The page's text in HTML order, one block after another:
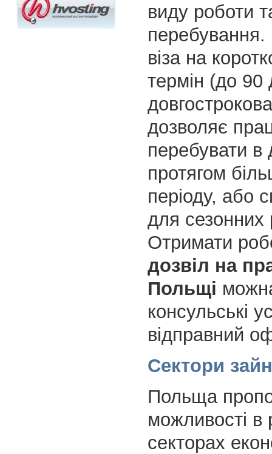
виду роботи
віза на
термін (до 90
дозволяє
перебувати в
протягом
періоду, або
для сезонних
Отримати
дозвіл на
Польщі
консульські
відправний
Сектори
Польща
можливості в
секторах